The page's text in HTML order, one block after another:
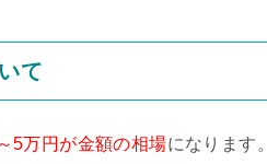
て
5万円が金額の相場になります。